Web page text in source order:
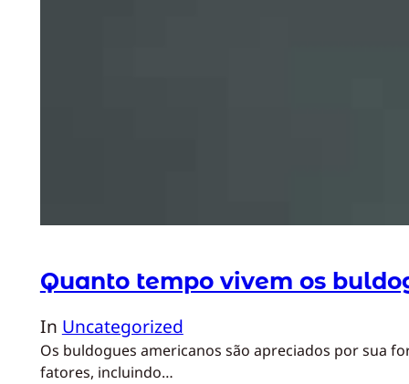
Quanto tempo vivem os
In Uncategorized
Os buldogues americanos são apreciados por sua
fatores, incluindo…